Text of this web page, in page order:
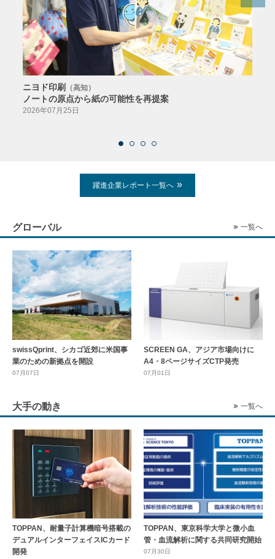
ニヨド印刷 （高知）
ノートの原点から紙の可能性を再提案
2026年07月25日
躍進企業レポート一覧へ
グローバル 一覧へ
swissQprint、シカゴ近郊に⽶国事
業のための新拠点を開設
07月07日
SCREEN GA、アジア市場向けに
A4・8ページサイズCTP発売
07月01日
大手の動き 一覧へ
TOPPAN、耐量子計算機暗号搭載の
デュアルインターフェイスICカード
開発
TOPPAN、東京科学大学と微小血
管・血流解析に関する共同研究開始
07月30日